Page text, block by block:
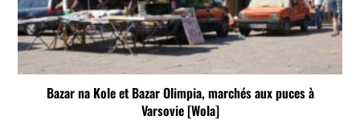
Bazar na Kole et Bazar Olimpia, marchés aux puces à
Varsovie [Wola]